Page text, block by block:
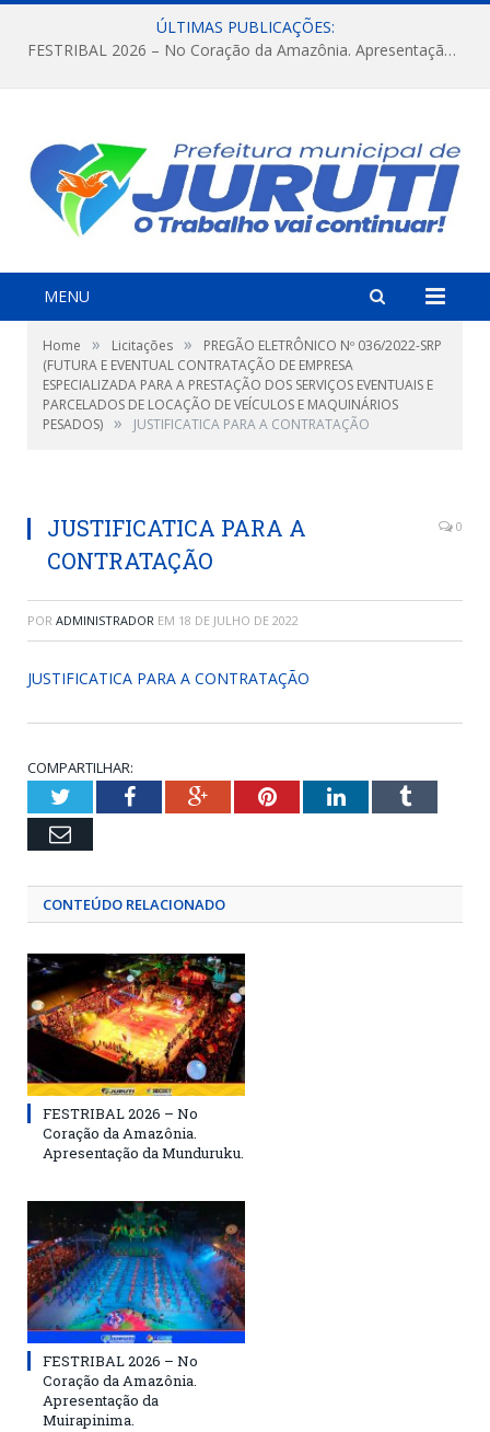
ÚLTIMAS PUBLICAÇÕES:
FESTRIBAL 2026 – No Coração da Amazônia. Apresentação da Munduruku.
MENU
Home » Licitações »
PREGÃO ELETRÔNICO Nº 036/2022-SRP
(FUTURA E EVENTUAL CONTRATAÇÃO DE EMPRESA
ESPECIALIZADA PARA A PRESTAÇÃO DOS SERVIÇOS EVENTUAIS E
PARCELADOS DE LOCAÇÃO DE VEÍCULOS E MAQUINÁRIOS
PESADOS) » JUSTIFICATICA PARA A CONTRATAÇÃO
JUSTIFICATICA PARA A
CONTRATAÇÃO
0
POR ADMINISTRADOR EM 18 DE JULHO DE 2022
JUSTIFICATICA PARA A CONTRATAÇÃO
COMPARTILHAR:
TwitterFacebookGoogle+PinterestLinkedInTumblr
Email
CONTEÚDO RELACIONADO
FESTRIBAL 2026 – No
Coração da Amazônia.
Apresentação da Munduruku.
FESTRIBAL 2026 – No
Coração da Amazônia.
Apresentação da
Muirapinima.